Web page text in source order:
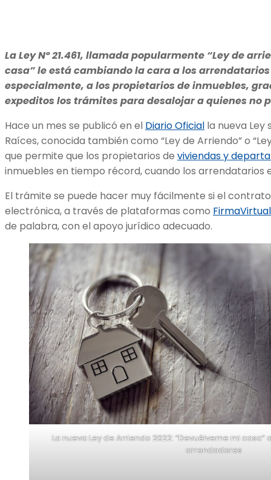
La Ley Nº 21.461, llamada popularmente “Ley de
casa” le está cambiando la cara a los
especialmente, a los propietarios de inmuebles,
expeditos los trámites para desalojar a quienes no
Hace un mes se publicó en el Diario Oficial la nueva Ley
Raíces, conocida también como “Ley de Arriendo” o
que permite que los propietarios de viviendas y
inmuebles en tiempo récord, cuando los arrendatarios
El trámite se puede hacer muy fácilmente si el
electrónica, a través de plataformas como FirmaVirtual
de palabra, con el apoyo jurídico adecuado.
La nueva Ley de Arriendo 2022: “Devuélveme mi
arrendadores